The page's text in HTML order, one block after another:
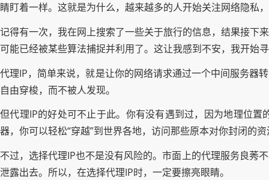
睛盯着一样。这就是为什么，越来越多的人开始关注网络隐私
记得有一次，我在网上搜索了一些关于旅行的信息，结果接下
可能已经被某些算法捕捉并利用了。这让我感到不安，我开始
代理IP，简单来说，就是让你的网络请求通过一个中间服务器
自由穿梭，而不被人发现。
但代理IP的好处可不止于此。你有没有遇到过，因为地理位
器，你可以轻松“穿越”到世界各地，访问那些原本对你封闭的
不过，选择代理IP也不是没有风险的。市面上的代理服务良莠
泄露出去。所以，在选择代理IP时，一定要擦亮眼睛。